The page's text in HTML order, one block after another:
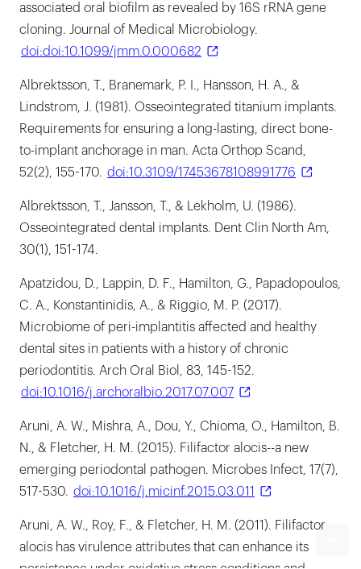
associated oral biofilm as revealed by 16S rRNA gene
cloning. Journal of Medical Microbiology.
doi:doi:10.1099/jmm.0.000682
Albrektsson, T., Branemark, P. I., Hansson, H. A., &
Lindstrom, J. (1981). Osseointegrated titanium implants.
Requirements for ensuring a long-lasting, direct bone-
to-implant anchorage in man. Acta Orthop Scand,
52(2), 155-170. doi:10.3109/17453678108991776
Albrektsson, T., Jansson, T., & Lekholm, U. (1986).
Osseointegrated dental implants. Dent Clin North Am,
30(1), 151-174.
Apatzidou, D., Lappin, D. F., Hamilton, G., Papadopoulos,
C. A., Konstantinidis, A., & Riggio, M. P. (2017).
Microbiome of peri-implantitis affected and healthy
dental sites in patients with a history of chronic
periodontitis. Arch Oral Biol, 83, 145-152.
doi:10.1016/j.archoralbio.2017.07.007
Aruni, A. W., Mishra, A., Dou, Y., Chioma, O., Hamilton, B.
N., & Fletcher, H. M. (2015). Filifactor alocis--a new
emerging periodontal pathogen. Microbes Infect, 17(7),
517-530. doi:10.1016/j.micinf.2015.03.011
Aruni, A. W., Roy, F., & Fletcher, H. M. (2011). Filifactor
alocis has virulence attributes that can enhance its